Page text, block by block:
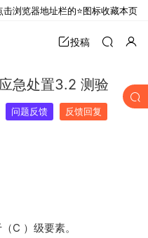
投稿
急处置3.2 测验
问题反馈 反馈回复
C ）级要素。
击浏览器地址栏的⭐图标收藏本页